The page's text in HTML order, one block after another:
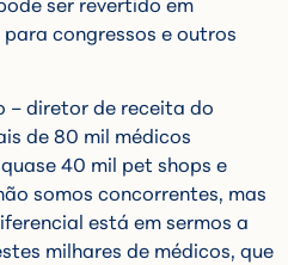
congressos e outros
– diretor de receita do
de 80 mil médicos
40 mil pet shops e
somos concorrentes, mas
está em sermos a
milhares de médicos, que